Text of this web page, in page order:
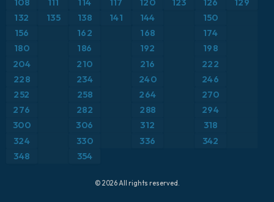
ギリシャ
スイス
スカンジナビア
スペイン
トルコ
気温（2m）
気温（850hPa）
積雪深
突風
突風（最大）
108 111 114 117 120 123 126
129
132
135 138 141 144 150
156 162 168 174
180 186 192
198
204
210 216
222
228
234 240
246
252
258 264 270
276 282 288 294
300 306 312
318
324
330 336
342
348
354
© 2026 All rights reserved.